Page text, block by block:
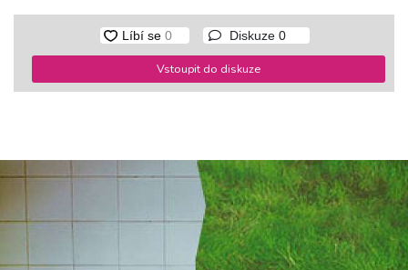
Diskuze 0
Vstoupit do diskuze